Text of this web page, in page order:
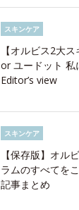
スキンケア
【オルビス2大
or ユードット 私
Editor’s view
スキンケア
【保存版】オル
ラムのすべてを
記事まとめ